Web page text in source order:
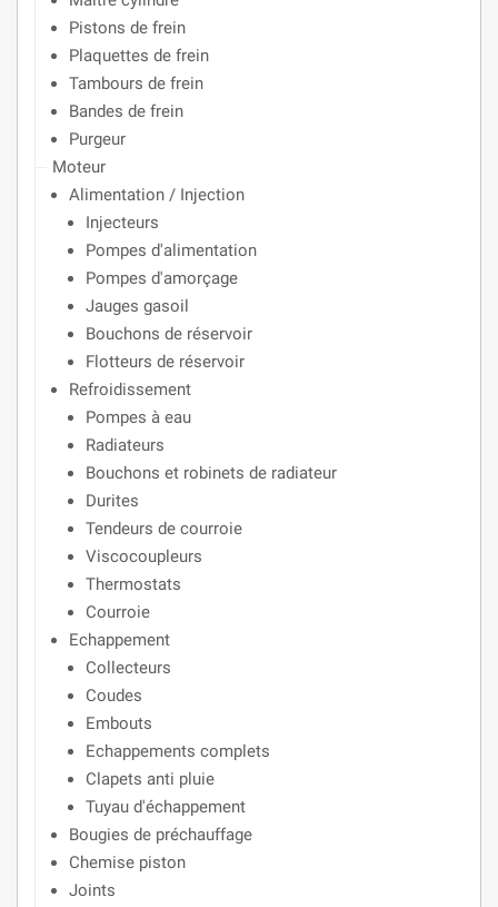
Pistons de frein
Plaquettes de frein
Tambours de frein
Bandes de frein
Purgeur
Moteur
Alimentation / Injection
Injecteurs
Pompes d'alimentation
Pompes d'amorçage
Jauges gasoil
Bouchons de réservoir
Flotteurs de réservoir
Refroidissement
Pompes à eau
Radiateurs
Bouchons et robinets de radiateur
Durites
Tendeurs de courroie
Viscocoupleurs
Thermostats
Courroie
Echappement
Collecteurs
Coudes
Embouts
Echappements complets
Clapets anti pluie
Tuyau d'échappement
Bougies de préchauffage
Chemise piston
Joints